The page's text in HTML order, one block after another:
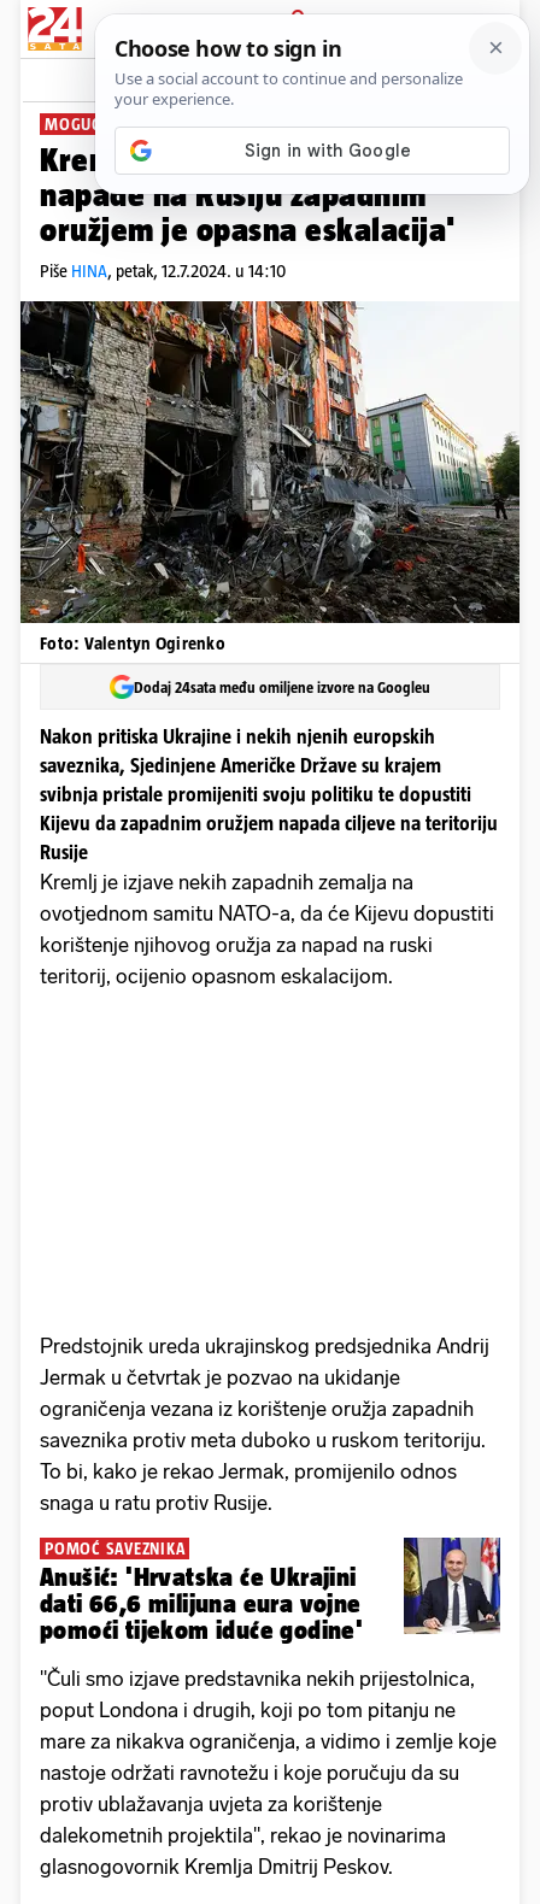
PRIJAVA
News Komentari
MOGUĆA PRIMJENA ODNOSA SNAGA?
Kremlj upozorio: 'Dozvola za
napade na Rusiju zapadnim
oružjem je opasna eskalacija'
Piše HINA, petak, 12.7.2024. u 14:10
Foto: Valentyn Ogirenko
Dodaj 24sata među omiljene izvore na Googleu
Nakon pritiska Ukrajine i nekih njenih europskih
saveznika, Sjedinjene Američke Države su krajem
svibnja pristale promijeniti svoju politiku te dopustiti
Kijevu da zapadnim oružjem napada ciljeve na teritoriju
Rusije
Kremlj je izjave nekih zapadnih zemalja na
ovotjednom samitu NATO-a, da će Kijevu dopustiti
korištenje njihovog oružja za napad na ruski
teritorij, ocijenio opasnom eskalacijom.
Predstojnik ureda ukrajinskog predsjednika Andrij
Jermak u četvrtak je pozvao na ukidanje
ograničenja vezana iz korištenje oružja zapadnih
saveznika protiv meta duboko u ruskom teritoriju.
To bi, kako je rekao Jermak, promijenilo odnos
snaga u ratu protiv Rusije.
POMOĆ SAVEZNIKA
Anušić: 'Hrvatska će Ukrajini
dati 66,6 milijuna eura vojne
pomoći tijekom iduće godine'
"Čuli smo izjave predstavnika nekih prijestolnica,
poput Londona i drugih, koji po tom pitanju ne
mare za nikakva ograničenja, a vidimo i zemlje koje
nastoje održati ravnotežu i koje poručuju da su
protiv ublažavanja uvjeta za korištenje
dalekometnih projektila", rekao je novinarima
glasnogovornik Kremlja Dmitrij Peskov.